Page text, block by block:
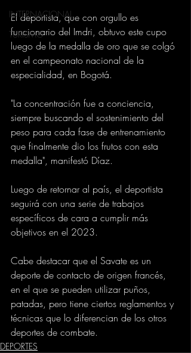
INTERNACIONAL
TURISMO
El deportista, que con orgullo es
funcionario del Imdri, obtuvo este cupo
luego de la medalla de oro que se colgó
en el campeonato nacional de la
especialidad, en Bogotá.
"La concentración fue a conciencia,
siempre buscando el sostenimiento del
peso para cada fase de entrenamiento
que finalmente dio los frutos con esta
medalla", manifestó Díaz.
Luego de retornar al país, el deportista
seguirá con una serie de trabajos
específicos de cara a cumplir más
objetivos en el 2023.
Cabe destacar que el Savate es un
deporte de contacto de origen francés,
en el que se pueden utilizar puños,
patadas, pero tiene ciertos reglamentos y
técnicas que lo diferencian de los otros
deportes de combate.
DEPORTES